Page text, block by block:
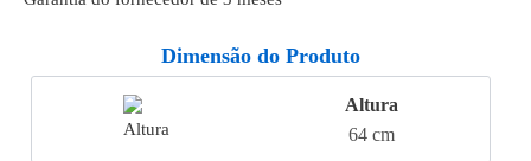
Dimensão do Produto
Altura
64 cm